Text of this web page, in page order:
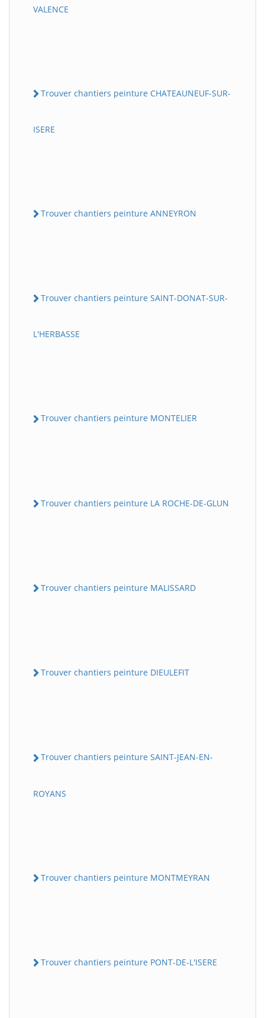
VALENCE
Trouver chantiers peinture CHATEAUNEUF-SUR-
ISERE
Trouver chantiers peinture ANNEYRON
Trouver chantiers peinture SAINT-DONAT-SUR-
L'HERBASSE
Trouver chantiers peinture MONTELIER
Trouver chantiers peinture LA ROCHE-DE-GLUN
Trouver chantiers peinture MALISSARD
Trouver chantiers peinture DIEULEFIT
Trouver chantiers peinture SAINT-JEAN-EN-
ROYANS
Trouver chantiers peinture MONTMEYRAN
Trouver chantiers peinture PONT-DE-L'ISERE